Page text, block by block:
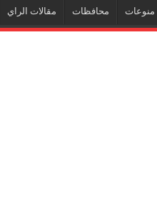
منوعات محافظات مقالات الراي